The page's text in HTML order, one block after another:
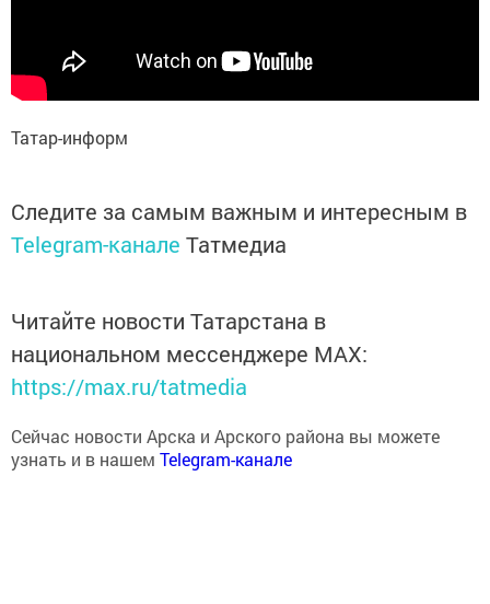
Татар-информ
Следите за самым важным и интересным в
Telegram-канале Татмедиа
Читайте новости Татарстана в
национальном мессенджере MАХ:
https://max.ru/tatmedia
Сейчас новости Арска и Арского района вы можете
узнать и в нашем Telegram-канале